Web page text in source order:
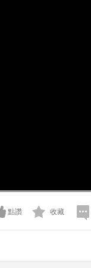
點讚 收藏